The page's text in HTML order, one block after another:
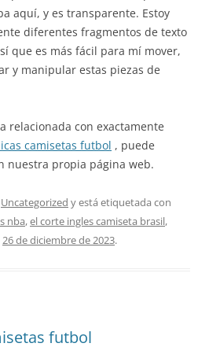
aquí, y es transparente. Estoy
diferentes fragmentos de texto
que es más fácil para mí mover,
y manipular estas piezas de
relacionada con exactamente
camisetas futbol , puede
nuestra propia página web.
Uncategorized y está etiquetada con
nba,el corte ingles camiseta brasil,
26 de diciembre de 2023.
futbol